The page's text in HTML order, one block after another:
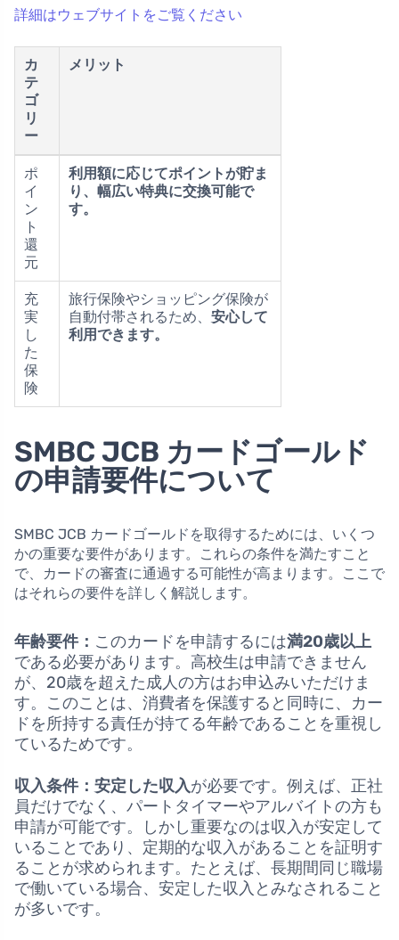
詳細はウェブサイトをご覧ください
カ
テ
ゴ
リ
ー
メリット
ポ
イ
ン
ト
還
元
利用額に応じてポイントが貯ま
り、幅広い特典に交換可能で
す。
充
実
し
た
保
険
旅行保険やショッピング保険が
自動付帯されるため、 安心して
利用できます。
SMBC JCB カードゴールド
の申請要件について
SMBC JCB カードゴールドを取得するためには、いくつ
かの重要な要件があります。これらの条件を満たすこと
で、カードの審査に通過する可能性が高まります。ここで
はそれらの要件を詳しく解説します。
年齢要件： このカードを申請するには満20歳以上
である必要があります。高校生は申請できません
が、20歳を超えた成人の方はお申込みいただけま
す。このことは、消費者を保護すると同時に、カー
ドを所持する責任が持てる年齢であることを重視し
ているためです。
収入条件： 安定した収入が必要です。例えば、正社
員だけでなく、パートタイマーやアルバイトの方も
申請が可能です。しかし重要なのは収入が安定して
いることであり、定期的な収入があることを証明す
ることが求められます。たとえば、長期間同じ職場
で働いている場合、安定した収入とみなされること
が多いです。